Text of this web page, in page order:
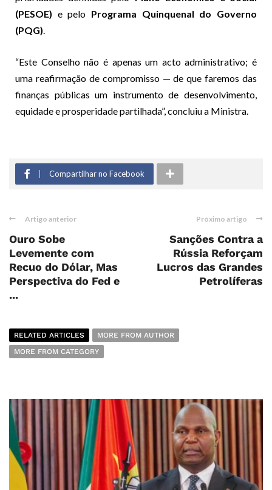
(PESOE) e pelo Programa Quinquenal do Governo
(PQG).
“Este Conselho não é apenas um acto administrativo; é
uma reafirmação de compromisso — de que faremos das
finanças públicas um instrumento de desenvolvimento,
equidade e prosperidade partilhada”, concluiu a Ministra.
Compartilhar no Facebook
Artigo anterior
Ouro Sobe
Levemente com
Recuo do Dólar, Mas
Perspectiva do Fed e
...
Próximo artigo
Sanções Contra a
Rússia Reforçam
Lucros das Grandes
Petrolíferas
RELATED ARTICLES
MORE FROM AUTHOR
MORE FROM CATEGORY